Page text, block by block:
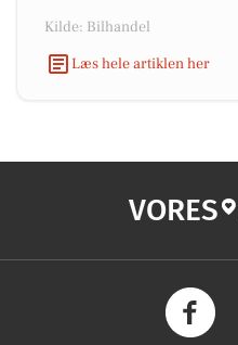
Kilde: Bilhandel
Læs hele artiklen her
VORES